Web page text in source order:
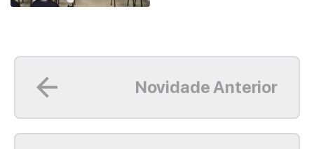
Novidade Anterior